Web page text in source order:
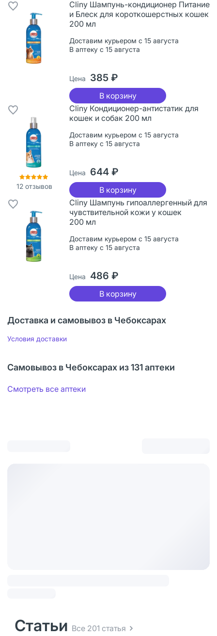
Cliny Шампунь-кондиционер Питание
и Блеск для короткошерстных кошек
200 мл
Доставим курьером с 15 августа
В аптеку с 15 августа
Цена 385 ₽
В корзину
12 отзывов
Cliny Кондиционер-антистатик для
кошек и собак 200 мл
Доставим курьером с 15 августа
В аптеку с 15 августа
Цена 644 ₽
В корзину
Cliny Шампунь гипоаллергенный для
чувствительной кожи у кошек
200 мл
Доставим курьером с 15 августа
В аптеку с 15 августа
Цена 486 ₽
В корзину
Доставка и самовывоз в Чебоксарах
Условия доставки
Самовывоз в Чебоксарах из 131 аптеки
Смотреть все аптеки
Статьи Все 201 статья